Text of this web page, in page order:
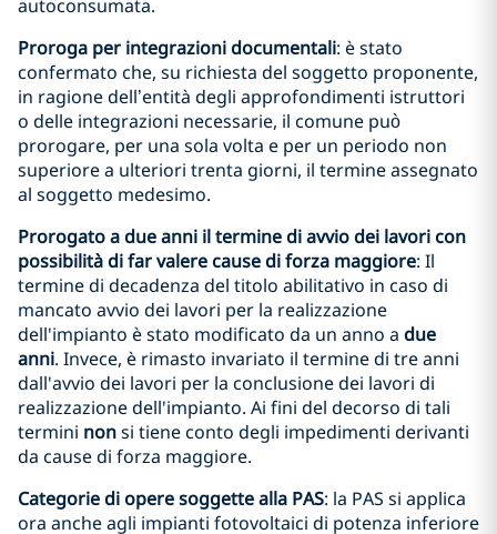
autoconsumata.
Proroga per integrazioni documentali: è stato
confermato che, su richiesta del soggetto proponente,
in ragione dell’entità degli approfondimenti istruttori
o delle integrazioni necessarie, il comune può
prorogare, per una sola volta e per un periodo non
superiore a ulteriori trenta giorni, il termine assegnato
al soggetto medesimo.
Prorogato a due anni il termine di avvio dei lavori con
possibilità di far valere cause di forza maggiore: Il
termine di decadenza del titolo abilitativo in caso di
mancato avvio dei lavori per la realizzazione
dell'impianto è stato modificato da un anno a due
anni. Invece, è rimasto invariato il termine di tre anni
dall'avvio dei lavori per la conclusione dei lavori di
realizzazione dell'impianto. Ai fini del decorso di tali
termini nonsi tiene conto degli impedimenti derivanti
da cause di forza maggiore.
Categorie di opere soggette alla PAS: la PAS si applica
ora anche agli impianti fotovoltaici di potenza inferiore